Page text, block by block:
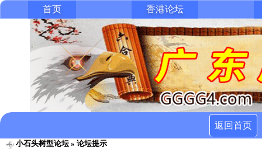
首页 香港论坛
返回首页
小石头树型论坛» 论坛提示